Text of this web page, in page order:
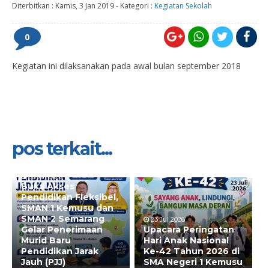
Diterbitkan : Kamis, 3 Jan 2019- Kategori : Kegiatan Sekolah
0
Kegiatan ini dilaksanakan pada awal bulan september 2018
pos terkait...
28 Jul 2026
Buka Akses
Pendidikan Fleksibel,
SMAN 1 Kemusu dan
SMAN 2 Semarang
Gelar Penerimaan
Murid Baru
Pendidikan Jarak
Jauh (PJJ)
23 Jul 2026
Upacara Peringatan
Hari Anak Nasional
Ke-42 Tahun 2026 di
SMA Negeri 1 Kemusu